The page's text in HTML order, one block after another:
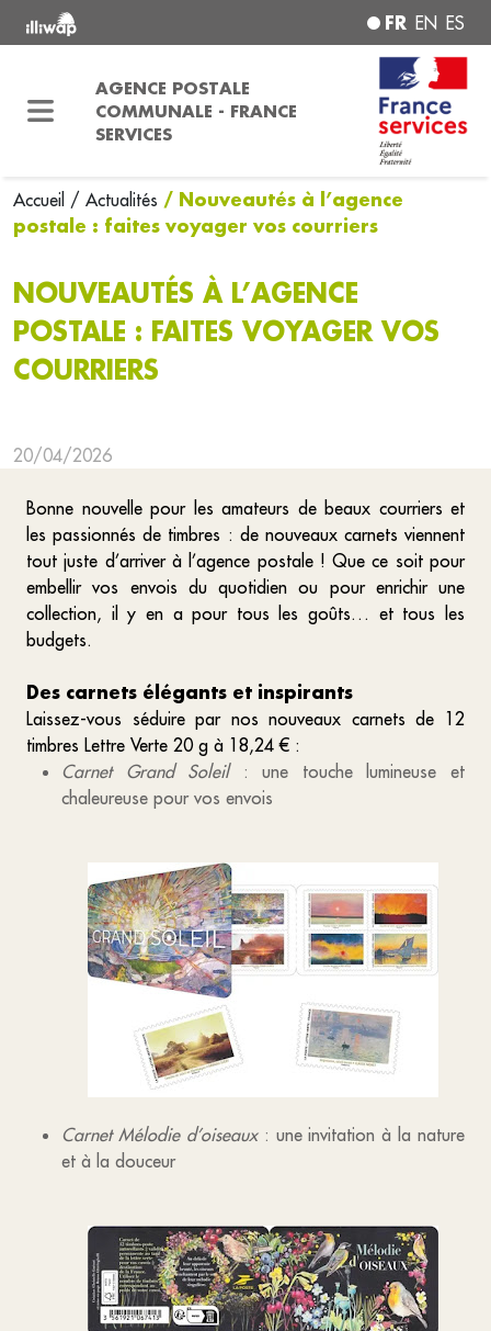
FR EN ES
AGENCE POSTALE
COMMUNALE - FRANCE
SERVICES
Accueil / Actualités / Nouveautés à l’agence
postale : faites voyager vos courriers
NOUVEAUTÉS À L’AGENCE
POSTALE : FAITES VOYAGER VOS
COURRIERS
20/04/2026
Bonne nouvelle pour les amateurs de beaux courriers et
les passionnés de timbres : de nouveaux carnets viennent
tout juste d’arriver à l’agence postale ! Que ce soit pour
embellir vos envois du quotidien ou pour enrichir une
collection, il y en a pour tous les goûts… et tous les
budgets.
Des carnets élégants et inspirants
Laissez-vous séduire par nos nouveaux carnets de 12
timbres Lettre Verte 20 g à 18,24 € :
Carnet Grand Soleil: une touche lumineuse et
chaleureuse pour vos envois
Carnet Mélodie d’oiseaux: une invitation à la nature
et à la douceur